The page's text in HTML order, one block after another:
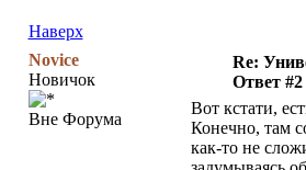
Наверх
Novice
Новичок
Вне Форума
Re:
Ответ #2
Вот кстати,
Конечно, там
как-то не